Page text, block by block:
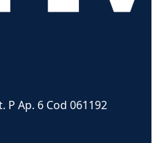
P Ap. 6 Cod 061192